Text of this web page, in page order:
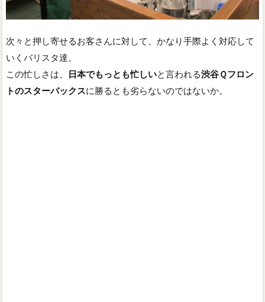
次々と押し寄せるお客さんに対して、かなり手際よく対応して
いくバリスタ達。
この忙しさは、
日本でもっとも忙しいと言われる渋谷Ｑフロン
トのスターバックスに勝るとも劣らないのではないか。